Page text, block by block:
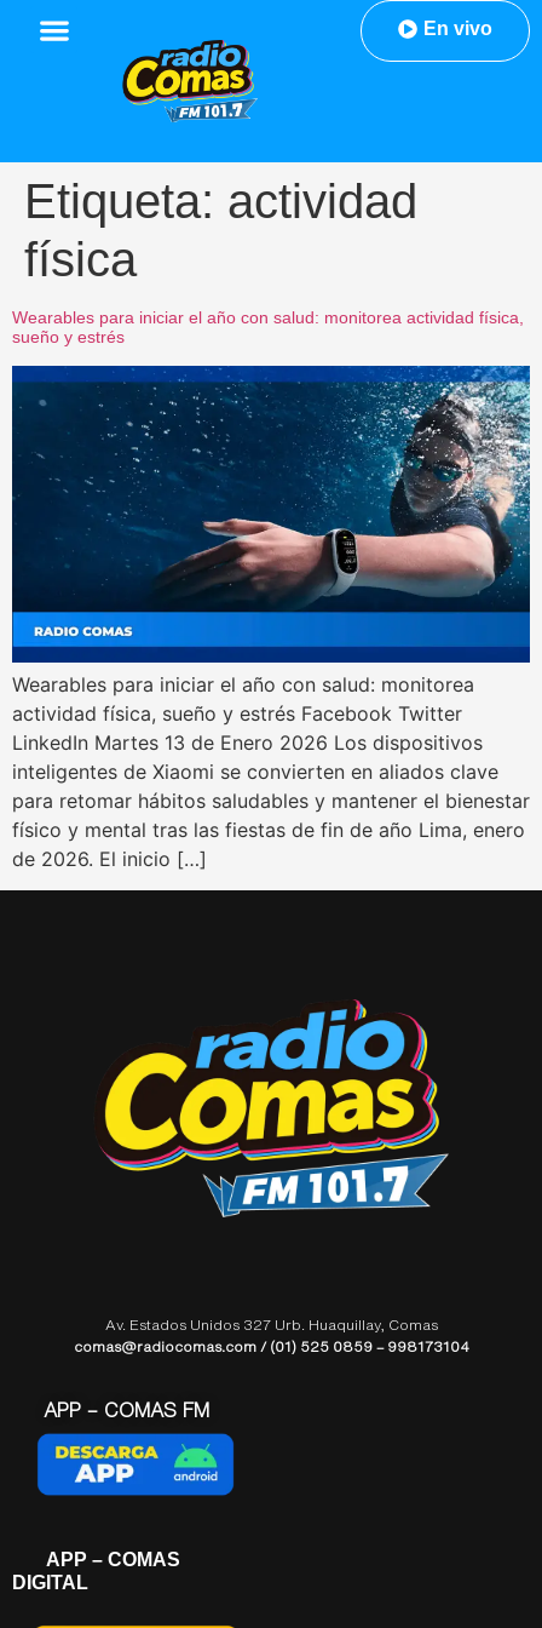
En vivo
Etiqueta: actividad
física
Wearables para iniciar el año con salud: monitorea actividad física,
sueño y estrés
Wearables para iniciar el año con salud: monitorea
actividad física, sueño y estrés Facebook Twitter
LinkedIn Martes 13 de Enero 2026 Los dispositivos
inteligentes de Xiaomi se convierten en aliados clave
para retomar hábitos saludables y mantener el bienestar
físico y mental tras las fiestas de fin de año Lima, enero
de 2026. El inicio […]
Av. Estados Unidos 327 Urb. Huaquillay, Comas
comas@radiocomas.com / (01) 525 0859 – 998173104
APP – COMAS FM
APP – COMAS
DIGITAL